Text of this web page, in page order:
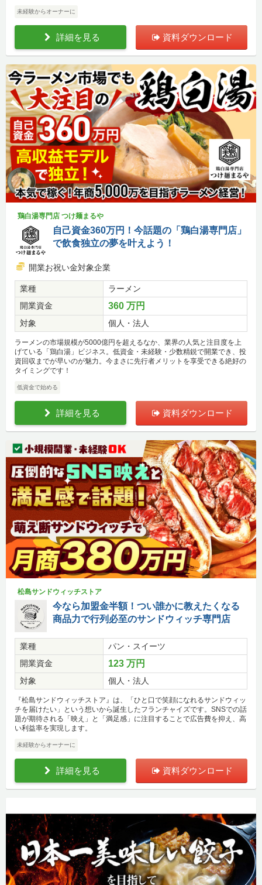
未経験からオーナーに
詳細を見る 資料ダウンロード
鶏白湯専門店 つけ麺まるや
自己資金360万円！今話題の「鶏白湯専門店」
で飲食独立の夢を叶えよう！
開業お祝い金対象企業
業種
ラーメン
開業資金
360 万円
対象 個人・法人
ラーメンの市場規模が5000億円を超えるなか、業界の人気と注目度を上
げている「鶏白湯」ビジネス。低資金・未経験・少数精鋭で開業でき、投
資回収までが早いのが魅力。今まさに先行者メリットを享受できる絶好の
タイミングです！
低資金で始める
詳細を見る 資料ダウンロード
松島サンドウィッチストア
今なら加盟金半額！つい誰かに教えたくなる
商品力で行列必至のサンドウィッチ専門店
業種
パン・スイーツ
開業資金
123 万円
対象 個人・法人
『松島サンドウィッチストア』は、「ひと口で笑顔になれるサンドウィッ
チを届けたい」という想いから誕生したフランチャイズです。SNSでの話
題が期待される「映え」と「満足感」に注目することで広告費を抑え、高
い利益率を実現します。
未経験からオーナーに
詳細を見る 資料ダウンロード